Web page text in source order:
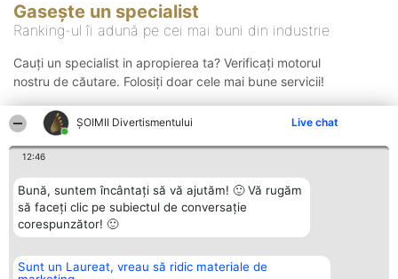
ŞOIMII Divertismentului Live chat
12:46
Bună, suntem încântați să vă ajutăm! 🙂 Vă rugăm
să faceți clic pe subiectul de conversație
corespunzător! 🙂
Sunt un Laureat, vreau să ridic materiale de
Gasește un specialist
Ranking-ul îi adună pe cei mai buni din industrie
Cauți un specialist in apropierea ta? Verificați motorul
nostru de căutare. Folosiți doar cele mai bune servicii!
Organizator Ranking Plebiscyt Contact